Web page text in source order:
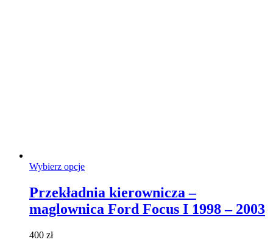
Wybierz opcjeTen
ma
wiele
wariantów.
Przekładnia kierownicza –
maglownica Ford Focus I 1998 – 2003
400 zł